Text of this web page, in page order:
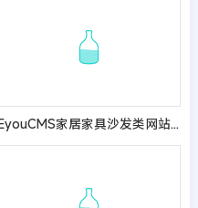
EyouCMS家居家具沙发类网站模板